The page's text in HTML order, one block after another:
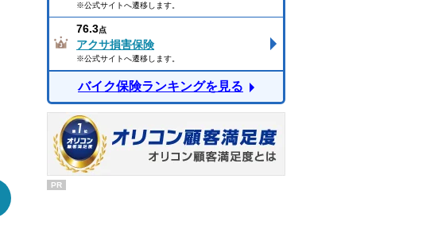
※公式サイトへ遷移します。
76.3点
アクサ損害保険
※公式サイトへ遷移します。
バイク保険ランキングを見る
PR